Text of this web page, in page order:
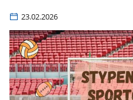
23.02.2026